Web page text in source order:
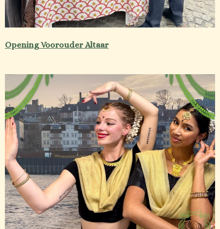
Opening Voorouder Altaar